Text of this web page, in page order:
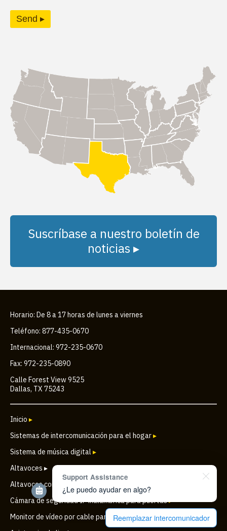
Send ▸
Suscríbase a nuestro boletín de
noticias ▸
Horario: De 8 a 17 horas de lunes a viernes
Teléfono: 877-435-0670
Internacional: 972-235-0670
Fax: 972-235-0890
Calle Forest View 9525
Dallas, TX 75243
Inicio ▸
Sistemas de intercomunicación para el hogar▸
Sistema de música digital ▸
Altavoces ▸
Altavoces comerciales
Cámara de seguridad IP inalámbrica para puertas▸
Monitor de vídeo por cable para puertas y a color de seguridad
Support Assistance
¿Le puedo ayudar en algo?
Reemplazar intercomunicador